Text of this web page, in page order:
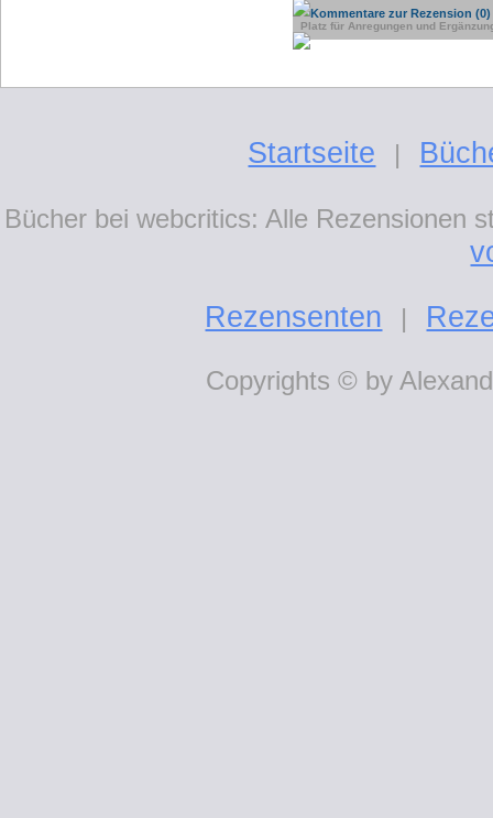
Kommentare zur Rezension (0)
Platz für Anregungen und
Startseite |
Bücher bei webcritics: Alle Rezensionen
Rezensenten
|
Copyrights © by